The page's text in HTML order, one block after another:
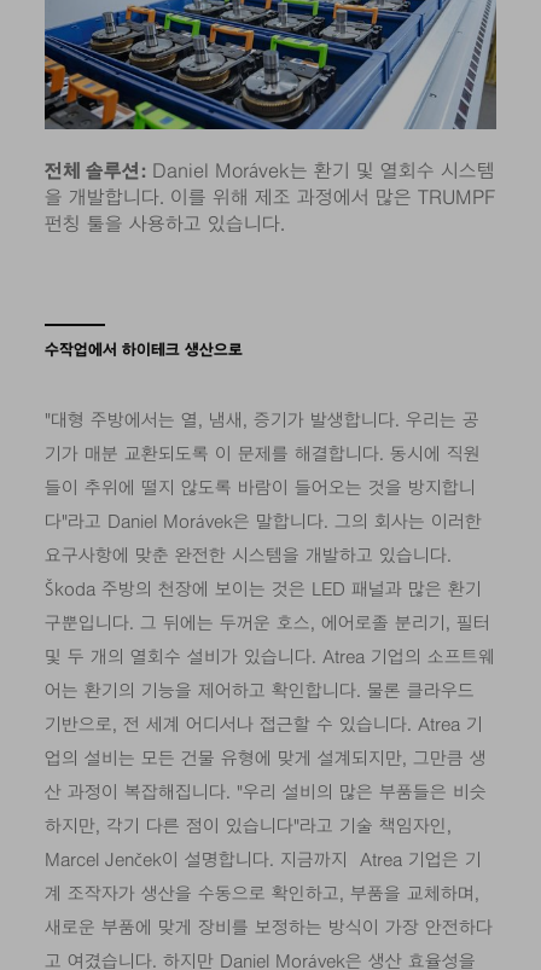
전체 솔루션: Daniel Morávek는 환기 및 열회수 시스템
을 개발합니다. 이를 위해 제조 과정에서 많은 TRUMPF
펀칭 툴을 사용하고 있습니다.
수작업에서 하이테크 생산으로
"대형 주방에서는 열, 냄새, 증기가 발생합니다. 우리는 공
기가 매분 교환되도록 이 문제를 해결합니다. 동시에 직원
들이 추위에 떨지 않도록 바람이 들어오는 것을 방지합니
다"라고 Daniel Morávek은 말합니다. 그의 회사는 이러한
요구사항에 맞춘 완전한 시스템을 개발하고 있습니다.
Škoda 주방의 천장에 보이는 것은 LED 패널과 많은 환기
구뿐입니다. 그 뒤에는 두꺼운 호스, 에어로졸 분리기, 필터
및 두 개의 열회수 설비가 있습니다. Atrea 기업의 소프트웨
어는 환기의 기능을 제어하고 확인합니다. 물론 클라우드
기반으로, 전 세계 어디서나 접근할 수 있습니다. Atrea 기
업의 설비는 모든 건물 유형에 맞게 설계되지만, 그만큼 생
산 과정이 복잡해집니다. "우리 설비의 많은 부품들은 비슷
하지만, 각기 다른 점이 있습니다"라고 기술 책임자인,
Marcel Jenček이 설명합니다. 지금까지 Atrea 기업은 기
계 조작자가 생산을 수동으로 확인하고, 부품을 교체하며,
새로운 부품에 맞게 장비를 보정하는 방식이 가장 안전하다
고 여겼습니다. 하지만 Daniel Morávek은 생산 효율성을